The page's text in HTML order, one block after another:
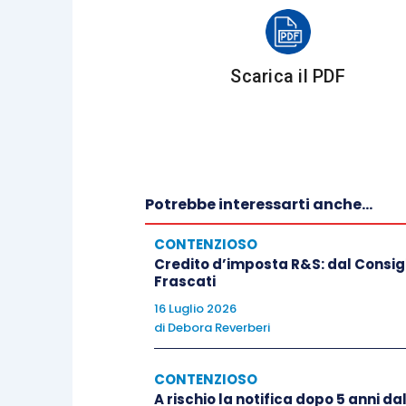
sentenza impugnata e riproponendo
del processo
della causa;
– degli errori eventualmente
causale con la decisione adottata
Ciò premesso è opportuno
l’indicazione dei motivi non deve
formalistica enunciazione delle
Scarica il PDF
Potrebbe interessarti anche...
CONTENZIOSO
Credito d’imposta R&S: dal
Frascati
16 Luglio 2026
di Debora Reverberi
CONTENZIOSO
A rischio la notifica dopo 5 anni